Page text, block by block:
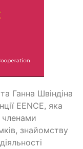
Ганна Швіндіна
EENCE, яка
членами
знайомству